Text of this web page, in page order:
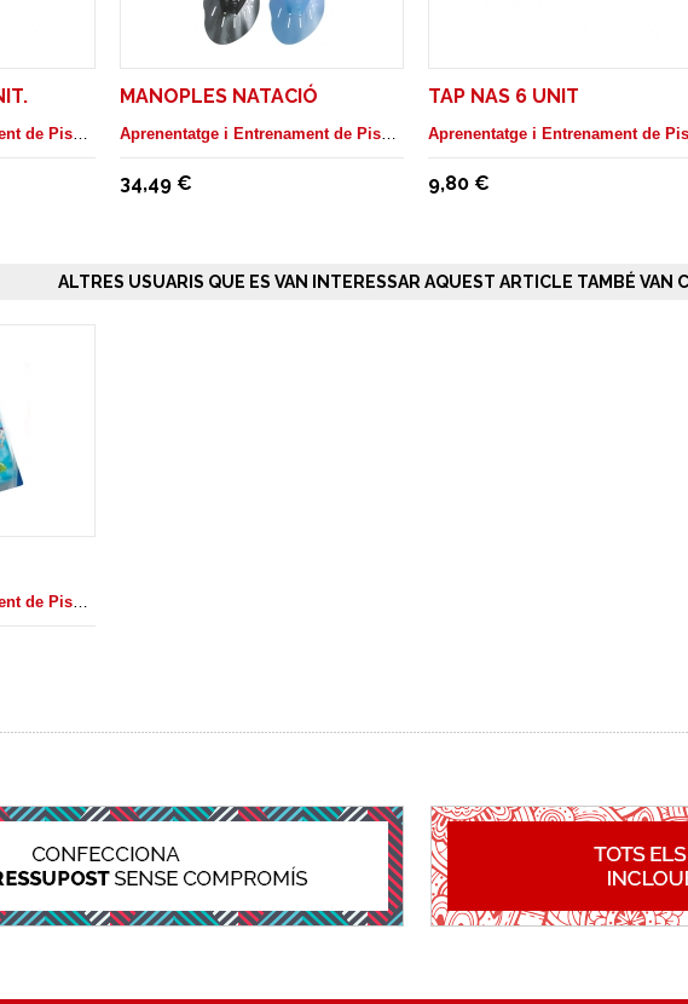
Aprenentatge i Entrenament de Piscina
MANOPLES NATACIÓ
Aprenentatge i Entrenament de Piscina
34,49 €
TAP NAS 6 UNIT
9,80 €
ALTRES USUARIS QUE ES VAN INTERESSAR AQUEST ARTICLE TAMBÉ VAN
Aprenentatge i Entrenament de Piscina